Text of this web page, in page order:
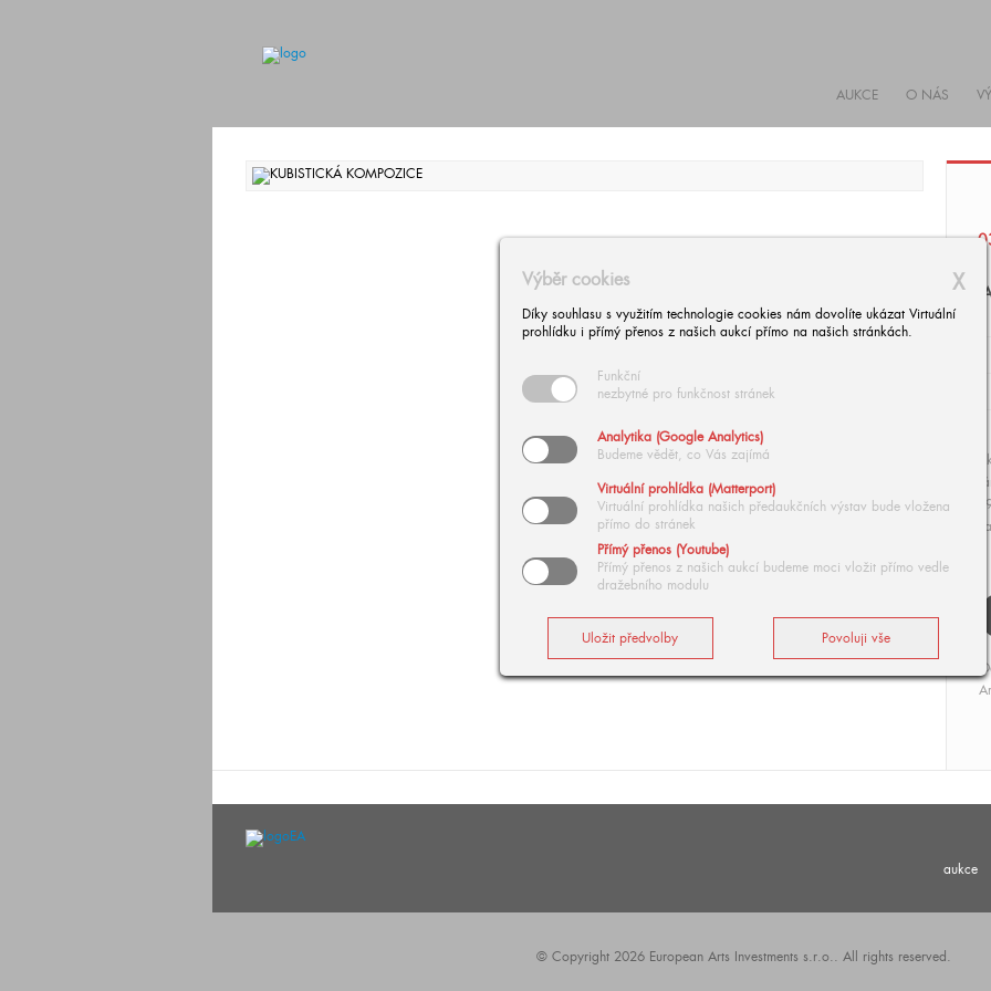
AUKCE O NÁS
X
Výběr cookies
Díky souhlasu s využitím technologie cookies nám dovolíte ukázat Virtuální
prohlídku i přímý přenos z našich aukcí přímo na našich stránkách.
Funkční
nezbytné pro funkčnost stránek
Analytika (Google Analytics)
Budeme vědět, co Vás zajímá
Virtuální prohlídka (Matterport)
Virtuální prohlídka našich předaukčních výstav bude vložena
přímo do stránek
Přímý přenos (Youtube)
Přímý přenos z našich aukcí budeme moci vložit přímo vedle
dražebního modulu
aukce
© Copyright 2026 European Arts Investments s.r.o.. All rights reserved.